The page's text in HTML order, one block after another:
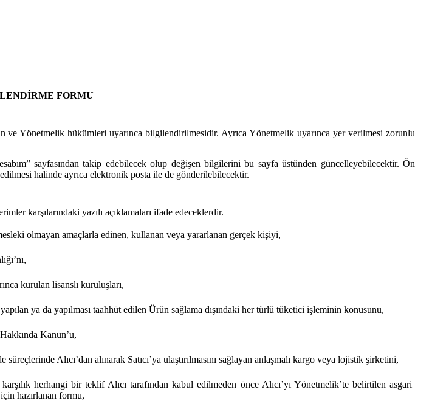
FORMU
ve Yönetmelik hükümleri uyarınca bilgilendirilmesidir. Ayrıca Yönetmelik uyarınca yer verilmesi zorunlu
sayfasından takip edebilecek olup değişen bilgilerini bu sayfa üstünden güncelleyebilecektir. Ön
halinde ayrıca elektronik posta ile de gönderilebilecektir.
karşılarındaki yazılı açıklamaları ifade edeceklerdir.
olmayan amaçlarla edinen, kullanan veya yararlanan gerçek kişiyi,
kurulan lisanslı kuruluşları,
ya da yapılması taahhüt edilen Ürün sağlama dışındaki her türlü tüketici işleminin konusunu,
Kanun’u,
süreçlerinde Alıcı’dan alınarak Satıcı’ya ulaştırılmasını sağlayan anlaşmalı kargo veya lojistik şirketini,
herhangi bir teklif Alıcı tarafından kabul edilmeden önce Alıcı’yı Yönetmelik’te belirtilen asgari
hazırlanan formu,